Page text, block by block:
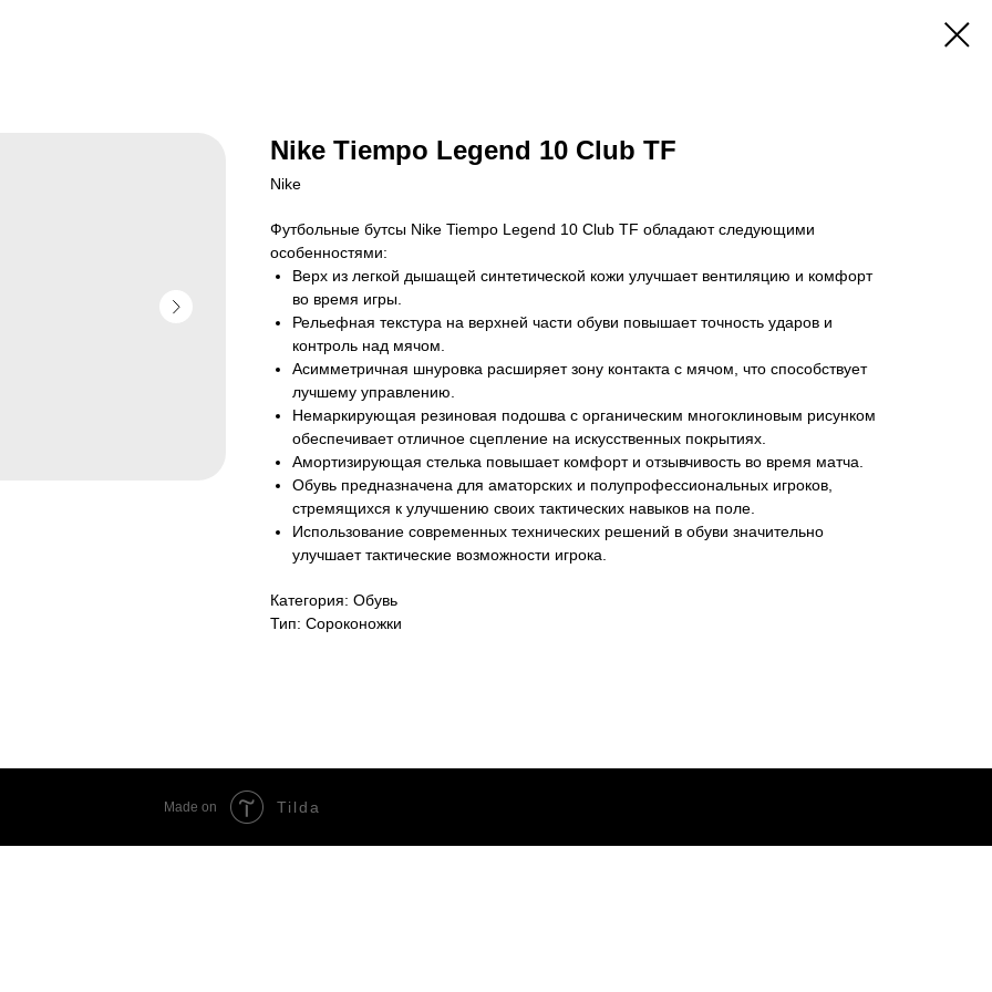
Nike Tiempo Legend 10 Club TF
Nike
Футбольные бутсы Nike Tiempo Legend 10 Club TF обладают следующими
особенностями:
Верх из легкой дышащей синтетической кожи улучшает вентиляцию и комфорт
во время игры.
Рельефная текстура на верхней части обуви повышает точность ударов и
контроль над мячом.
Асимметричная шнуровка расширяет зону контакта с мячом, что способствует
лучшему управлению.
Немаркирующая резиновая подошва с органическим многоклиновым рисунком
обеспечивает отличное сцепление на искусственных покрытиях.
Амортизирующая стелька повышает комфорт и отзывчивость во время матча.
Обувь предназначена для аматорских и полупрофессиональных игроков,
стремящихся к улучшению своих тактических навыков на поле.
Использование современных технических решений в обуви значительно
улучшает тактические возможности игрока.
Категория: Обувь
Тип: Сороконожки
Made on Tilda